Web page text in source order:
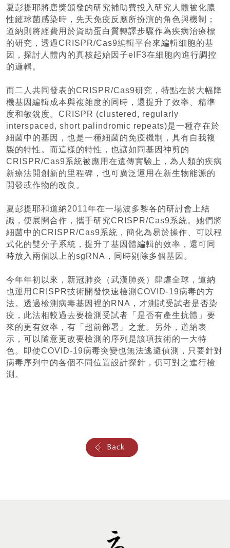
夏彭提耶將唐獎頒發的研究補助費投入研究人體被化膿
性鏈球菌感染時，先天免疫反應所扮演的角色與機制；
道納則將經費用於資助蛋白質轉譯步驟作為疾病治療標
的研究，透過CRISPR/Cas9編輯平台來編輯細胞的基
因，探討人體內的真核起始因子eIF3在細胞內進行調控
的邏輯。
而二人共同發表的CRISPR/Cas9研究，特點在於大幅降
機基因編輯成本與複雜度的同時，還提升了效率、精準
度和敏銳度。CRISPR (clustered, regularly
interspaced, short palindromic repeats)是一種存在於
細菌中的基因，也是一種細菌的免疫機制，具有自我複
製的特性。而這樣的特性，也讓如同基因神剪的
CRISPR/Cas9系統被應用在遺傳實驗上，為人類的疾病
新療法開創新的里程碑，也可廣泛運用在新生物能源的
開發或作物的改良。
夏彭提耶和道納2011年在一場波多黎各的研討會上結
識，便展開合作，攜手研究CRISPR/Cas9系統。她們將
細菌中的CRISPR/Cas9系統，簡化為易於操作、可以程
式化的雙分子系統，提升了基因體編輯的效率，還可同
時放入兩個以上的sgRNA，同時剔除多個基因。
今年年初以來，新冠肺炎（武漢肺炎）肆虐全球，道納
也運用CRISPR技術開發快速檢測COVID-19病毒的方
法。透過檢測病毒基因裡的RNA，才測試受試者是否染
疫，此法相較過去要檢測受試者「是否有產生抗體」要
來的更有效率，有「超前部署」之意。另外，道納表
示，可以隨意更改要檢測的序列是該項技術的一大特
色。即使COVID-19病毒突變也無法逃避偵測，只要針對
病毒序列中的各個不同位置設計探針，仍可對之進行檢
測。